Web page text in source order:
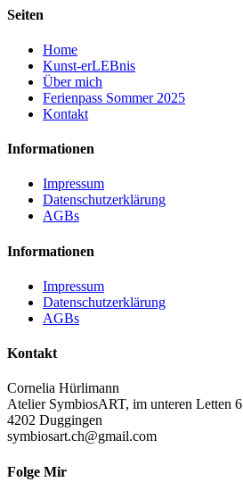
Seiten
Home
Kunst-erLEBnis
Über mich
Ferienpass Sommer 2025
Kontakt
Informationen
Impressum
Datenschutzerklärung
AGBs
Informationen
Impressum
Datenschutzerklärung
AGBs
Kontakt
Cornelia Hürlimann
Atelier SymbiosART, im unteren Letten 6
4202 Duggingen
symbiosart.ch@gmail.com
Folge Mir